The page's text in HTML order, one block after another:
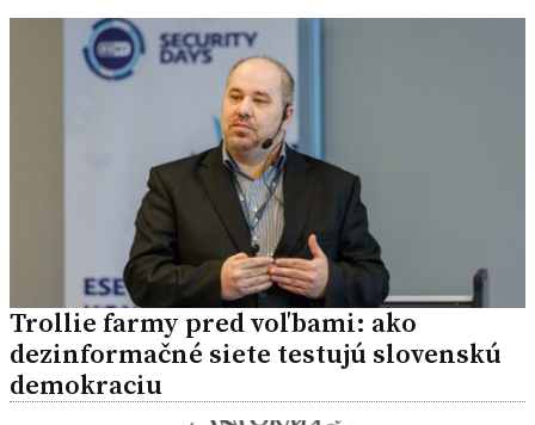
Trollie farmy pred voľbami: ako
dezinformačné siete testujú slovenskú
demokraciu